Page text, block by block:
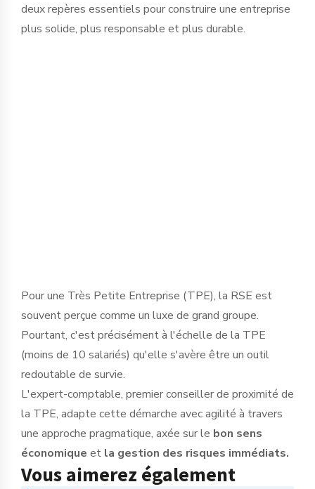
deux repères essentiels pour construire une entreprise
plus solide, plus responsable et plus durable.
Pour une Très Petite Entreprise (TPE), la RSE est
souvent perçue comme un luxe de grand groupe.
Pourtant, c'est précisément à l'échelle de la TPE
(moins de 10 salariés) qu'elle s'avère être un outil
redoutable de survie.
L'expert-comptable, premier conseiller de proximité de
la TPE, adapte cette démarche avec agilité à travers
une approche pragmatique, axée sur le bon sens
économique et la gestion des risques immédiats.
Vous aimerez également